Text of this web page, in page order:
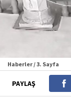
Haberler / 3. Sayfa
PAYLAŞ